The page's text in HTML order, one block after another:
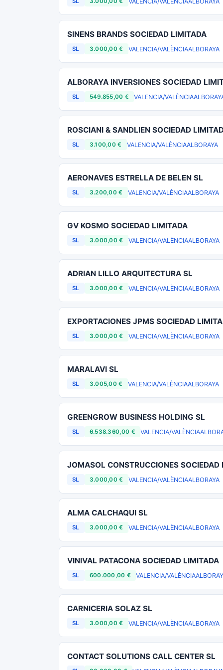
SINENS BRANDS SOCIEDAD LIMITADA
SL 3.000,00 € VALENCIA/VALÈNCIAALBORAYA
ALBORAYA INVERSIONES SOCIEDAD
SL 549.855,00 € VALENCIA/VALÈNCIA
ROSCIANI & SANDLIEN SOCIEDAD
SL 3.100,00 € VALENCIA/VALÈNCIAALBORAYA
AERONAVES ESTRELLA DE BELEN SL
SL 3.200,00 € VALENCIA/VALÈNCIAALBORAYA
GV KOSMO SOCIEDAD LIMITADA
SL 3.000,00 € VALENCIA/VALÈNCIAALBORAYA
ADRIAN LILLO ARQUITECTURA SL
SL 3.000,00 € VALENCIA/VALÈNCIAALBORAYA
EXPORTACIONES JPMS SOCIEDAD
SL 3.000,00 € VALENCIA/VALÈNCIAALBORAYA
MARALAVI SL
SL 3.005,00 € VALENCIA/VALÈNCIAALBORAYA
GREENGROW BUSINESS HOLDING SL
SL 6.538.360,00 € VALENCIA/VALÈNCIA
JOMASOL CONSTRUCCIONES SOCIEDAD
SL 3.000,00 € VALENCIA/VALÈNCIAALBORAYA
ALMA CALCHAQUI SL
SL 3.000,00 € VALENCIA/VALÈNCIAALBORAYA
VINIVAL PATACONA SOCIEDAD LIMITADA
SL 600.000,00 € VALENCIA/VALÈNCIA
CARNICERIA SOLAZ SL
SL 3.000,00 € VALENCIA/VALÈNCIAALBORAYA
CONTACT SOLUTIONS CALL CENTER SL